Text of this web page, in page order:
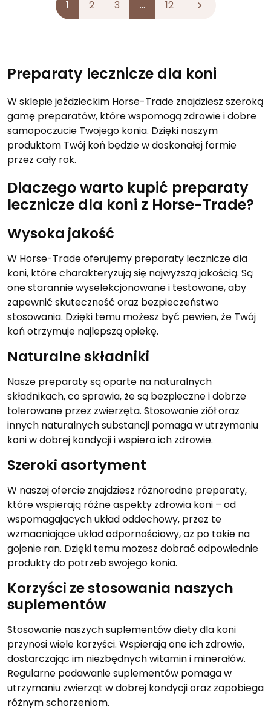
1 2 3 … 12 
Preparaty lecznicze dla koni
W sklepie jeździeckim Horse-Trade znajdziesz szeroką
gamę preparatów, które wspomogą zdrowie i dobre
samopoczucie Twojego konia. Dzięki naszym
produktom Twój koń będzie w doskonałej formie
przez cały rok.
Dlaczego warto kupić preparaty
lecznicze dla koni z Horse-Trade?
Wysoka jakość
W Horse-Trade oferujemy preparaty lecznicze dla
koni, które charakteryzują się najwyższą jakością. Są
one starannie wyselekcjonowane i testowane, aby
zapewnić skuteczność oraz bezpieczeństwo
stosowania. Dzięki temu możesz być pewien, że Twój
koń otrzymuje najlepszą opiekę.
Naturalne składniki
Nasze preparaty są oparte na naturalnych
składnikach, co sprawia, że są bezpieczne i dobrze
tolerowane przez zwierzęta. Stosowanie ziół oraz
innych naturalnych substancji pomaga w utrzymaniu
koni w dobrej kondycji i wspiera ich zdrowie.
Szeroki asortyment
W naszej ofercie znajdziesz różnorodne preparaty,
które wspierają różne aspekty zdrowia koni – od
wspomagających układ oddechowy, przez te
wzmacniające układ odpornościowy, aż po takie na
gojenie ran. Dzięki temu możesz dobrać odpowiednie
produkty do potrzeb swojego konia.
Korzyści ze stosowania naszych
suplementów
Stosowanie naszych suplementów diety dla koni
przynosi wiele korzyści. Wspierają one ich zdrowie,
dostarczając im niezbędnych witamin i minerałów.
Regularne podawanie suplementów pomaga w
utrzymaniu zwierząt w dobrej kondycji oraz zapobiega
różnym schorzeniom.